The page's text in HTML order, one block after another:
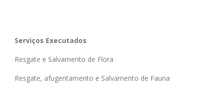
Serviços Executados
Resgate e Salvamento de Flora
Resgate, afugentamento e Salvamento de Fauna